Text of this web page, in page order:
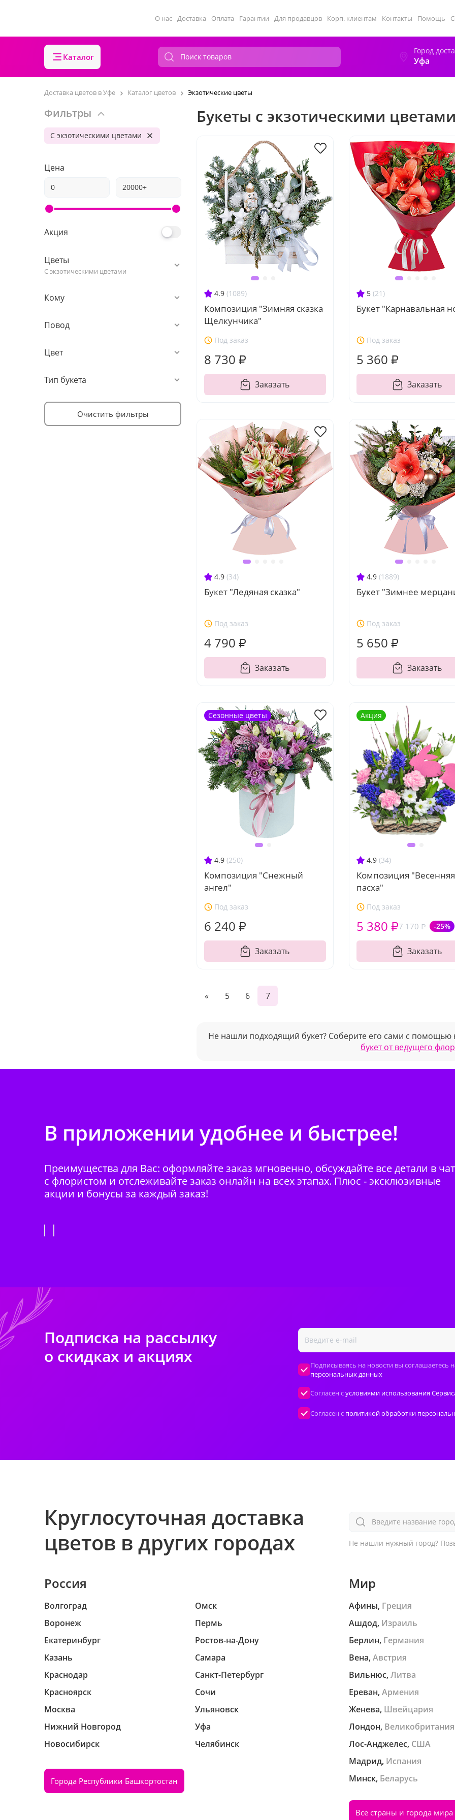
О нас Доставка Оплата Гарантии Для продавцов Корп. клиентам Контакты Помощь
Каталог
Город
Уфа
Доставка цветов в Уфе Каталог цветов Экзотические цветы
Фильтры
С экзотическими цветами
Цена
Акция
Цветы
С экзотическими цветами
Кому
Повод
Цвет
Тип букета
Очистить фильтры
Букеты с экзотическими
4.9 (1089)
Композиция "Зимняя сказка
Щелкунчика"
Под заказ
8 730 ₽
Заказать
5 (21)
Букет "Карнавальная
Под заказ
5 360 ₽
Заказать
4.9 (34)
Букет "Ледяная сказка"
Под заказ
4 790 ₽
Заказать
4.9 (1889)
Букет "Зимнее
Под заказ
5 650 ₽
Заказать
4.9 (250)
Композиция "Снежный
ангел"
Под заказ
6 240 ₽
Заказать
Сезонные цветы
4.9 (34)
Композиция "Весенняя
пасха"
Под заказ
7 170 ₽ -25%
5 380 ₽
Заказать
Акция
« 5 6 7
Не нашли подходящий букет? Соберите его сами с
букет от ведущего
В приложении удобнее и быстрее!
Преимущества для Вас: оформляйте заказ мгновенно, обсуждайте все детали в
с флористом и отслеживайте заказ онлайн на всех этапах. Плюс - эксклюзивные
акции и бонусы за каждый заказ!
Подписка на рассылку
о скидках и акциях
Подписываясь на новости вы соглашаетесь
персональных данных
Согласен сусловиями использования
Согласен с политикой обработки
Круглосуточная доставка
цветов в других городах
Введите название
Россия
Волгоград
Воронеж
Екатеринбург
Казань
Краснодар
Красноярск
Москва
Нижний Новгород
Новосибирск
Омск
Пермь
Ростов-на-Дону
Самара
Санкт-Петербург
Сочи
Ульяновск
Уфа
Челябинск
Города Республики Башкортостан
Мир
Афины, Греция
Ашдод, Израиль
Берлин, Германия
Вена, Австрия
Вильнюс, Литва
Ереван, Армения
Женева, Швейцария
Лондон, Великобритания
Лос-Анджелес, США
Мадрид, Испания
Минск, Беларусь
Все страны и города мира
Не нашли нужный город?